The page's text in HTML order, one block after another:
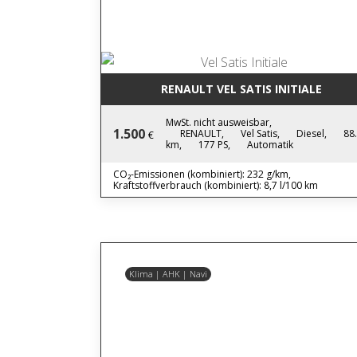
RENAULT VEL SATIS INITIALE
1.500 €
MwSt. nicht ausweisbar,
RENAULT,
Vel Satis, Diesel,
km,
177 PS, Automatik
CO₂-Emissionen (kombiniert): 232 g/km,
Kraftstoffverbrauch (kombiniert): 8,7 l/100 km
Klima | AHK | Navi